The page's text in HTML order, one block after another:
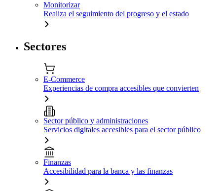
Monitorizar
Realiza el seguimiento del progreso y el estado
Sectores
E-Commerce
Experiencias de compra accesibles que convierten
Sector público y administraciones
Servicios digitales accesibles para el sector público
Finanzas
Accesibilidad para la banca y las finanzas